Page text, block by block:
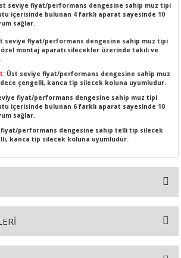
seviye fiyat/performans dengesine sahip muz tipi
içerisinde bulunan 4 farklı aparat sayesinde 10
sağlar.
seviye fiyat/performans dengesine sahip muz tipi
montaj aparatı silecekler üzerinde takılı ve
: Üst seviye fiyat/performans dengesine sahip muz
çengelli, kanca tip silecek koluna uyumludur.
fiyat/performans dengesine sahip muz tipi
içerisinde bulunan 6 farklı aparat sayesinde 10
sağlar.
performans dengesine sahip telli tip silecek
kanca tip silecek koluna uyumludur.